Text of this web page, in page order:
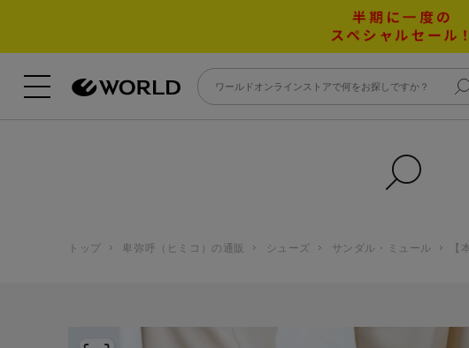
トップ 卑弥呼（ヒミコ）の通販 シューズ サンダル・ミュール 【